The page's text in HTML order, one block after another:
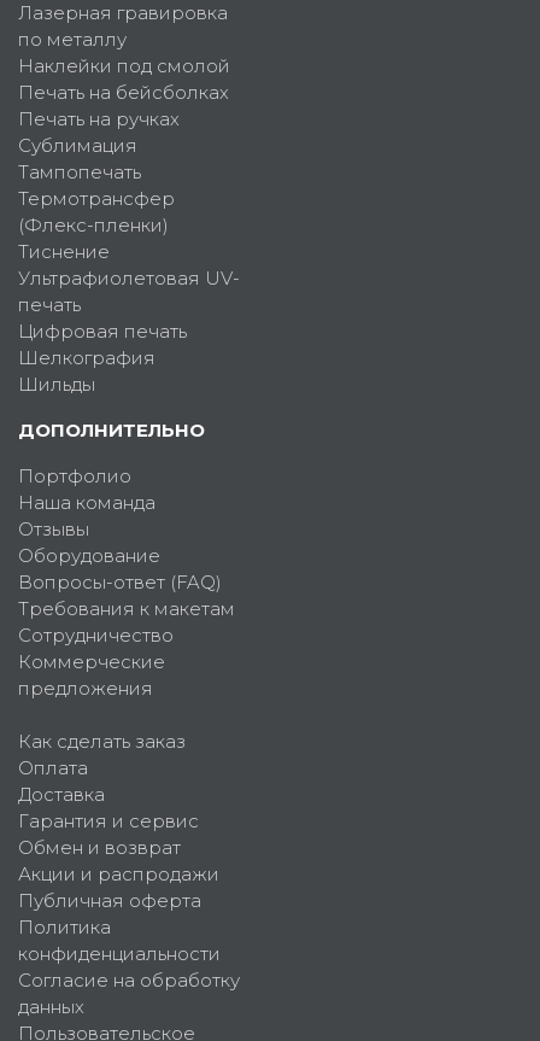
Лазерная гравировка
по металлу
Наклейки под смолой
Печать на бейсболках
Печать на ручках
Сублимация
Тампопечать
Термотрансфер
(Флекс-пленки)
Тиснение
Ультрафиолетовая UV-
печать
Цифровая печать
Шелкография
Шильды
ДОПОЛНИТЕЛЬНО
Портфолио
Наша команда
Отзывы
Оборудование
Вопросы-ответ (FAQ)
Требования к макетам
Сотрудничество
Коммерческие
предложения
Как сделать заказ
Оплата
Доставка
Гарантия и сервис
Обмен и возврат
Акции и распродажи
Публичная оферта
Политика
конфиденциальности
Согласие на обработку
данных
Пользовательское